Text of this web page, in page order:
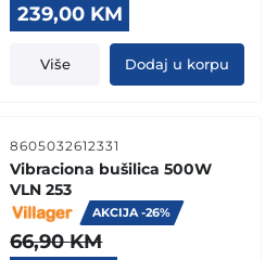
Original
price
was:
290,00 KM.
239,00 KM
price
is:
239,00 KM.
Više Dodaj u korpu
8605032612331
Vibraciona bušilica 500W
VLN 253
AKCIJA -26%
66,90KM